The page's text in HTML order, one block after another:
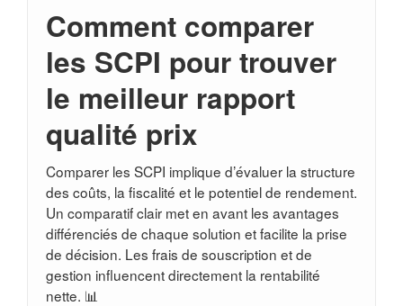
Comment comparer
les SCPI pour trouver
le meilleur rapport
qualité prix
Comparer les SCPI implique d’évaluer la structure
des coûts, la fiscalité et le potentiel de rendement.
Un comparatif clair met en avant les avantages
différenciés de chaque solution et facilite la prise
de décision. Les frais de souscription et de
gestion influencent directement la rentabilité
nette. 📊